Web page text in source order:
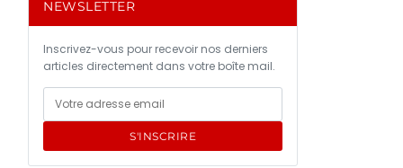
NEWSLETTER
Inscrivez-vous pour recevoir nos derniers
articles directement dans votre boîte mail.
S'INSCRIRE